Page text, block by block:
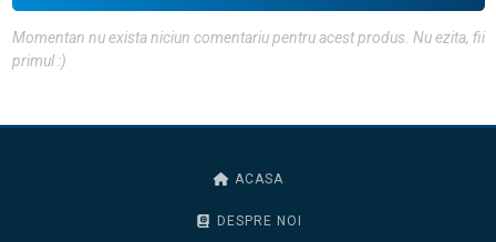
Momentan nu exista niciun comentariu pentru acest produs. Nu ezita, fii
primul :)
ACASA
DESPRE NOI